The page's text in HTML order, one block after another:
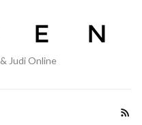
Judi Online